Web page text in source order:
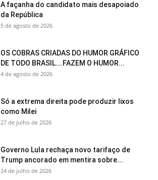
A façanha do candidato mais desapoiado
da República
5 de agosto de 2026
OS COBRAS CRIADAS DO HUMOR GRÁFICO
DE TODO BRASIL….FAZEM O HUMOR...
4 de agosto de 2026
Só a extrema direita pode produzir lixos
como Milei
27 de julho de 2026
Governo Lula rechaça novo tarifaço de
Trump ancorado em mentira sobre...
24 de julho de 2026